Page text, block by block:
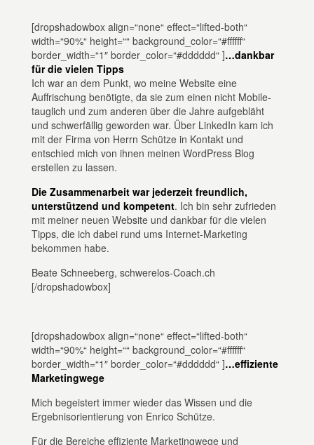
[dropshadowbox align=“none“ effect=“lifted-both“
width=“90%“ height=““ background_color=“#ffffff“
border_width=“1″ border_color=“#dddddd“ ]…dankbar
für die vielen Tipps
Ich war an dem Punkt, wo meine Website eine
Auffrischung benötigte, da sie zum einen nicht Mobile-
tauglich und zum anderen über die Jahre aufgebläht
und schwerfällig geworden war. Über LinkedIn kam ich
mit der Firma von Herrn Schütze in Kontakt und
entschied mich von ihnen meinen WordPress Blog
erstellen zu lassen.
Die Zusammenarbeit war jederzeit freundlich,
unterstützend und kompetent. Ich bin sehr zufrieden
mit meiner neuen Website und dankbar für die vielen
Tipps, die ich dabei rund ums Internet-Marketing
bekommen habe.
Beate Schneeberg, schwerelos-Coach.ch
[/dropshadowbox]
[dropshadowbox align=“none“ effect=“lifted-both“
width=“90%“ height=““ background_color=“#ffffff“
border_width=“1″ border_color=“#dddddd“ ]…effiziente
Marketingwege
Mich begeistert immer wieder das Wissen und die
Ergebnisorientierung von Enrico Schütze.
Für die Bereiche effiziente Marketingwege und